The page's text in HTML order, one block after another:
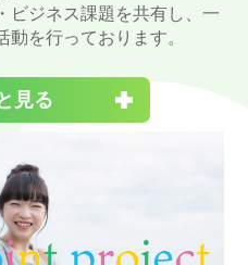
ビジネス課題を共有し、一
を行っております。
見る